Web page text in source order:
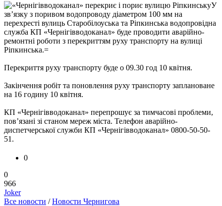
У
зв’язку з поривом водопроводу діаметром 100 мм на
перехресті вулиць Старобілоуська та Ріпкинська водопровідна
служба КП «Чернігівводоканал» буде проводити аварійно-
ремонтні роботи з перекриттям руху транспорту на вулиці
Ріпкинська.=
Перекриття руху транспорту буде о 09.30 год 10 квітня.
Закінчення робіт та поновлення руху транспорту заплановане
на 16 годину 10 квітня.
КП «Чернігівводоканал» перепрошує за тимчасові проблеми,
пов’язані зі станом мереж міста. Телефон аварійно-
диспетчерської служби КП «Чернігівводоканал» 0800-50-50-
51.
0
0
966
Joker
Все новости /Новости Чернигова